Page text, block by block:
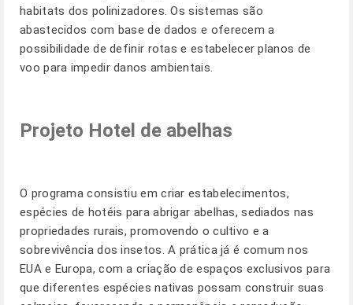
habitats dos polinizadores. Os sistemas são
abastecidos com base de dados e oferecem a
possibilidade de definir rotas e estabelecer planos de
voo para impedir danos ambientais.
Projeto Hotel de abelhas
O programa consistiu em criar estabelecimentos,
espécies de hotéis para abrigar abelhas, sediados nas
propriedades rurais, promovendo o cultivo e a
sobrevivência dos insetos. A prática já é comum nos
EUA e Europa, com a criação de espaços exclusivos para
que diferentes espécies nativas possam construir suas